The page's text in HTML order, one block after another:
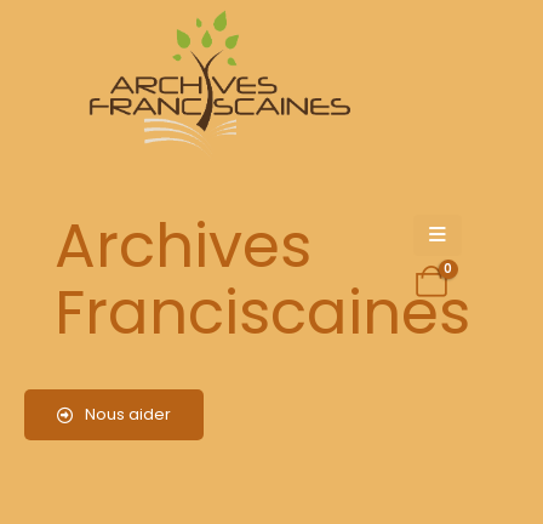
Archives
Franciscaines
Nous aider
0